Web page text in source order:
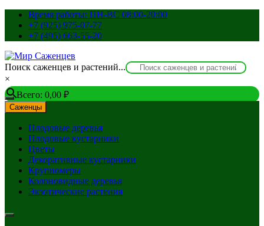
Перейти
содержимому
Время работы: ПН-ВС 08:00-20:00
+7 (925) 975-07-77
+7 (495) 663-55-20
Поиск саженцев и растений...
×
Всего: 0,00 ₽
Саженцы
Плодовые деревья
Плодовые кустарники
Цветы
Декоративные кустарники
Крупномеры
Колоновидные деревья
Экзотические растения